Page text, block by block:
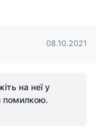
08.10.2021
на неї у
помилкою.